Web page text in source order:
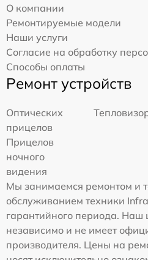
О компании
Ремонтируемые модели
Наши услуги
Согласие на обработку
Способы оплаты
Ремонт устройств
Оптических
прицелов
Прицелов
ночного
видения
Мы занимаемся ремонтом и
обслуживанием техники
гарантийного периода. Наш
независимо и не имеет
производителя. Цены на